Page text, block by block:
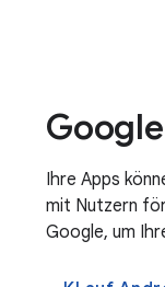
Ihre Apps
mit Nutzern
Google, um